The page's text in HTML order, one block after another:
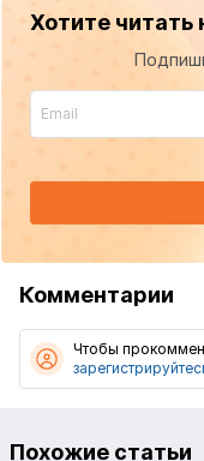
Хотите читать
Комментарии
Чтобы
Похожие статьи